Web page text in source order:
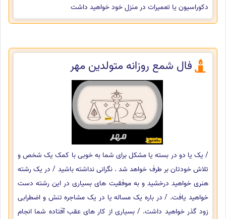
دکوراسیون یا تعمیرات در منزل خود خواهید داشت
فال شمع روزانه متولدین مهر
/ یک یا دو در بسته یا مشکل برای شما به خوبی با کمک یک شخص و
تلاش خودتان بر طرف خواهد شد . نگرانی نداشته باشید / در یک رشته
هنری خواهید درخشید و به موفقیت های بسیاری در این رشته دست
خواهید یافت. / در باره یک مساله یا در یک مشاجره تنش و اضطرابی
زود گذر خواهید داشت. / بسیاری از کار های عقب آفتاده شما انجام